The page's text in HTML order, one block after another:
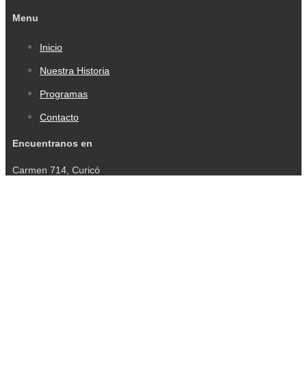
Menu
Inicio
Nuestra Historia
Programas
Contacto
Encuentranos en
Carmen 714, Curicó